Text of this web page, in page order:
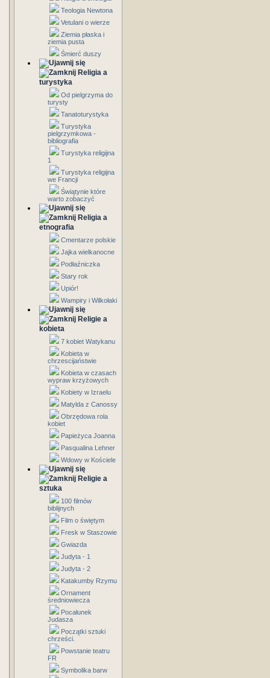
Teologia Newtona
Vetulani o wierze
Ziemia płaska i
ziemia pusta
Śmierć duszy
Religia a
turystyka
Od pielgrzyma do
turysty
Tanatoturystyka
Turystyka
pielgrzymkowa -
bibliografia
Turystyka religijna
1
Turystyka religijna
we Francji
Świątynie które
warto zobaczyć
Religia a
etnografia
Cmentarze polskie
Jajka wielkanocne
Podłaźniczka
Stary rok
Upiór!
Wampiry i Wilkołaki
Religie a
kobieta
7 kobiet Watykanu
Kobieta w
chrzescijaństwie
Kobieta w czasach
wypraw krzyżowych
Kobiety w Izraelu
Matylda z Canossy
Obrzędowa rola
kobiet
Papieżyca Joanna
Pasqualina Lehner
Wdowy w Kościele
Religie a
sztuka
100 filmów
biblijnych
Film o świętym
Fresk w Staszowie
Gwiazda
Judyta - 1
Judyta - 2
Katakumby Rzymu
Ornament
średniowiecza
Pocałunek
Judasza
Początki sztuki
chrześci.
Powstanie teatru
FR
Symbolika barw